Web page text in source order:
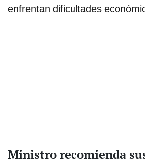
enfrentan dificultades
Ministro recomienda